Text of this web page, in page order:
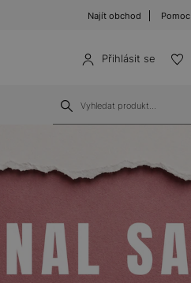
Najít obchod Pomoc
Přihlásit se